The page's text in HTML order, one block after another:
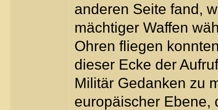
anderen Seite fand,
mächtiger Waffen
Ohren fliegen
dieser Ecke der
Militär Gedanken zu
europäischer Ebene,